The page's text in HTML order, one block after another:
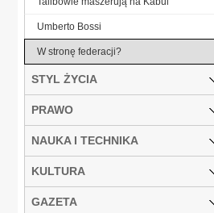
Umberto Bossi
W stronę federacji?
STYL ŻYCIA
PRAWO
NAUKA I TECHNIKA
KULTURA
GAZETA